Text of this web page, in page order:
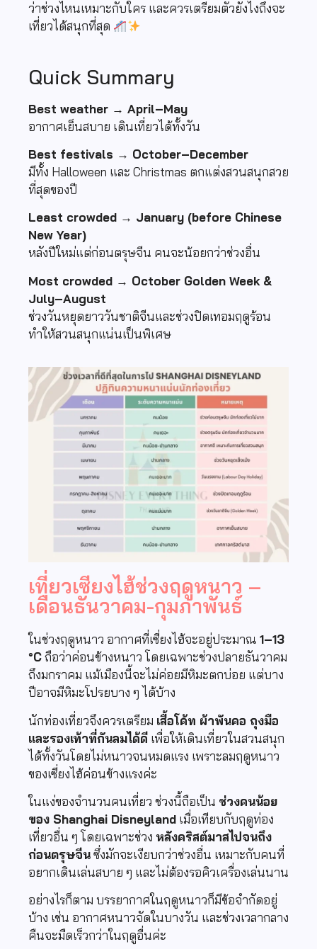
ว่าช่วงไหนเหมาะกับใคร และควรเตรียมตัวยังไงถึงจะ
เที่ยวได้สนุกที่สุด
Quick Summary
Best weather → April–May
อากาศเย็นสบาย เดินเที่ยวได้ทั้งวัน
Best festivals → October–December
มีทั้ง Halloween และ Christmas ตกแต่งสวนสนุกสวย
ที่สุดของปี
Least crowded → January (before Chinese
New Year)
หลังปีใหม่แต่ก่อนตรุษจีน คนจะน้อยกว่าช่วงอื่น
Most crowded → October Golden Week &
July–August
ช่วงวันหยุดยาววันชาติจีนและช่วงปิดเทอมฤดูร้อน
ทำให้สวนสนุกแน่นเป็นพิเศษ
เที่ยวเซียงไฮ้ช่วงฤดูหนาว –
เดือนธันวาคม-กุมภาพันธ์
ในช่วงฤดูหนาว อากาศที่เซี่ยงไฮ้จะอยู่ประมาณ 1–13
°Cถือว่าค่อนข้างหนาว โดยเฉพาะช่วงปลายธันวาคม
ถึงมกราคม แม้เมืองนี้จะไม่ค่อยมีหิมะตกบ่อย แต่บาง
ปีอาจมีหิมะโปรยบาง ๆ ได้บ้าง
นักท่องเที่ยวจึงควรเตรียม เสื้อโค้ท ผ้าพันคอ ถุงมือ
และรองเท้าที่กันลมได้ดี เพื่อให้เดินเที่ยวในสวนสนุก
ได้ทั้งวันโดยไม่หนาวจนหมดแรง เพราะลมฤดูหนาว
ของเซี่ยงไฮ้ค่อนข้างแรงค่ะ
ในแง่ของจำนวนคนเที่ยว ช่วงนี้ถือเป็น ช่วงคนน้อย
ของ Shanghai Disneyland เมื่อเทียบกับฤดูท่อง
เที่ยวอื่น ๆ โดยเฉพาะช่วง หลังคริสต์มาสไปจนถึง
ก่อนตรุษจีนซึ่งมักจะเงียบกว่าช่วงอื่น เหมาะกับคนที่
อยากเดินเล่นสบาย ๆ และไม่ต้องรอคิวเครื่องเล่นนาน
อย่างไรก็ตาม บรรยากาศในฤดูหนาวก็มีข้อจำกัดอยู่
บ้าง เช่น อากาศหนาวจัดในบางวัน และช่วงเวลากลาง
คืนจะมืดเร็วกว่าในฤดูอื่นค่ะ